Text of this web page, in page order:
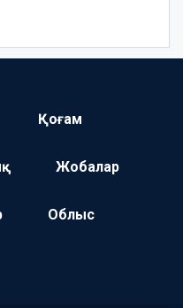
Қоғам
Жобалар
Облыс